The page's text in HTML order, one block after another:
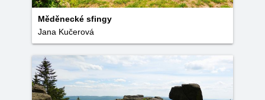
Měděnecké sfingy
Jana Kučerová